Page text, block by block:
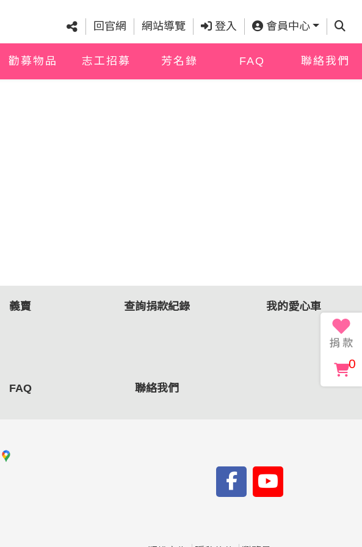
回官網 網站導覽 登入 會員中心 查詢
勸募物品 志工招募 芳名錄 FAQ 聯絡我們
義賣 查詢捐款紀錄 我的愛心車
FAQ 聯絡我們
0